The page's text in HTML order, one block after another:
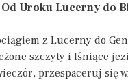
Uroku Lucerny do
z Lucerny do
szczyty i lśniące
przespaceruj się